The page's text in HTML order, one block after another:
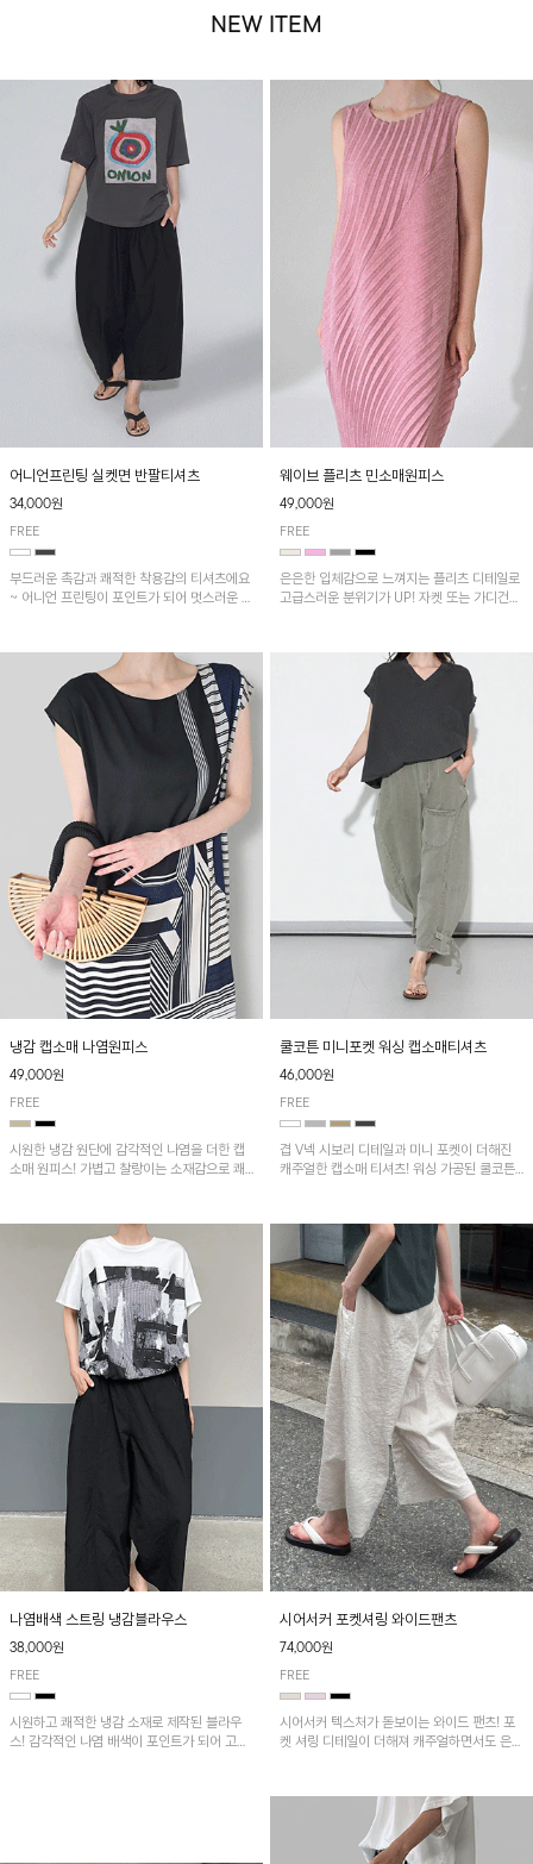
NEW ITEM
어니언프린팅 실켓면 반팔티셔츠
34,000원
FREE
부드러운 촉감과 쾌적한 착용감의 티셔츠에요
~ 어니언 프린팅이 포인트가 되어 멋스러운 아
웨이브 플리츠 민소매원피스
49,000원
FREE
은은한 입체감으로 느껴지는 플리츠 디테일로
고급스러운 분위기가 UP! 자켓 또는 가디건과
냉감 캡소매 나염원피스
49,000원
FREE
시원한 냉감 원단에 감각적인 나염을 더한 캡
소매 원피스! 가볍고 찰랑이는 소재감으로 쾌
쿨코튼 미니포켓 워싱 캡소매티셔츠
46,000원
FREE
겹 V넥 시보리 디테일과 미니 포켓이 더해진
캐주얼한 캡소매 티셔츠! 워싱 가공된 쿨코튼
나염배색 스트링 냉감블라우스
38,000원
FREE
시원하고 쾌적한 냉감 소재로 제작된 블라우
스! 감각적인 나염 배색이 포인트가 되어 고급
시어서커 포켓셔링 와이드팬츠
74,000원
FREE
시어서커 텍스처가 돋보이는 와이드 팬츠! 포
켓 셔링 디테일이 더해져 캐주얼하면서도 은은
다. 가볍고 쾌적한 착용감으로 여름철 데일리
아이템으로 활용하기 좋아요~